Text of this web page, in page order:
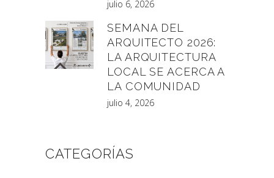
julio 6, 2026
SEMANA DEL
ARQUITECTO 2026:
LA ARQUITECTURA
LOCAL SE ACERCA A
LA COMUNIDAD
julio 4, 2026
CATEGORÍAS